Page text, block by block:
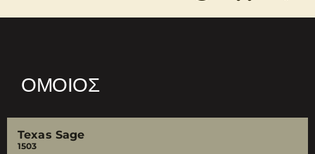
ΌΜΟΙΟΣ
Texas Sage
1503